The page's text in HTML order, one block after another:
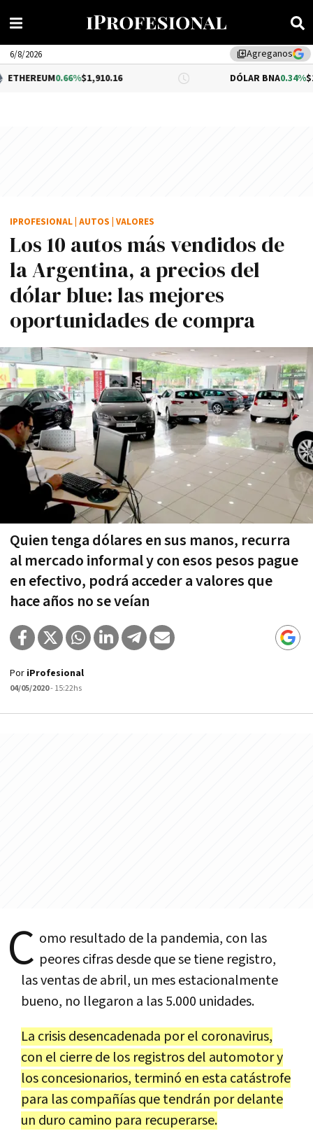
library_addAgreganos
6/8/2026
$1,910.16 DÓLAR BNA 0.34%$1,520.00
Los 10 autos más vendidos de
la Argentina, a precios del
dólar blue: las mejores
oportunidades de compra
Quien tenga dólares en sus manos, recurra
al mercado informal y con esos pesos pague
en efectivo, podrá acceder a valores que
hace años no se veían
IPROFESIONAL AUTOS VALORES
Por iProfesional
04/05/2020- 15:22hs
C omo resultado de la pandemia, con las
peores cifras desde que se tiene registro,
las ventas de abril, un mes estacionalmente
bueno, no llegaron a las 5.000 unidades.
La crisis desencadenada por el coronavirus,
con el cierre de los registros del automotor y
los concesionarios, terminó en esta catástrofe
para las compañías que tendrán por delante
un duro camino para recuperarse.